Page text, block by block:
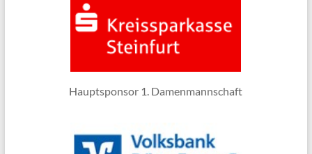
Hauptsponsor 1. Damenmannschaft